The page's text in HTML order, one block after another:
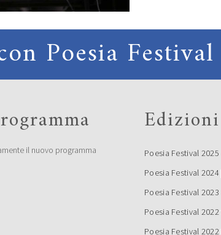
Poesia Festival
il nuovo programma
Poesia Festival 2025
Poesia Festival
Poesia Festival 2023
Poesia Festival
Poesia Festival